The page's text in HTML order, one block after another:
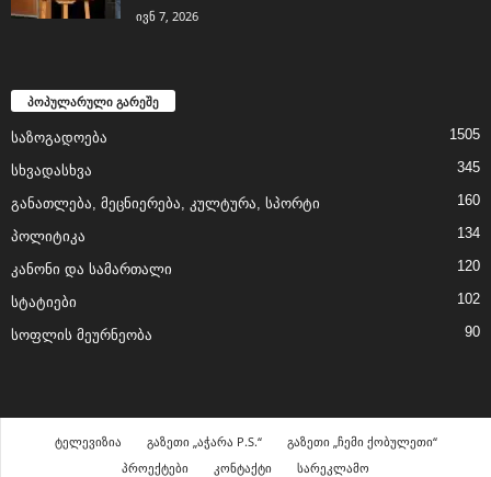
ივნ 7, 2026
პოპულარული გარეშე
საზოგადოება 1505
სხვადასხვა 345
განათლება, მეცნიერება, კულტურა, სპორტი 160
პოლიტიკა 134
კანონი და სამართალი 120
სტატიები 102
სოფლის მეურნეობა 90
ტელევიზია გაზეთი „აჭარა P.S.“
გაზეთი „ჩემი ქობულეთი“
პროექტები
კონტაქტი სარეკლამო